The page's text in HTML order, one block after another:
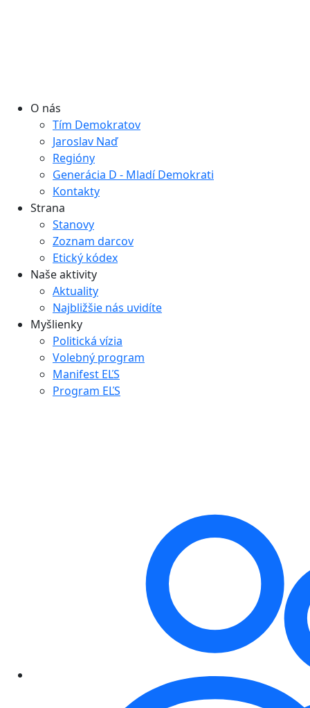
O nás
Tím Demokratov
Jaroslav Naď
Regióny
Generácia D - Mladí Demokrati
Kontakty
Strana
Stanovy
Zoznam darcov
Etický kódex
Naše aktivity
Aktuality
Najbližšie nás uvidíte
Myšlienky
Politická vízia
Volebný program
Manifest EĽS
Program EĽS